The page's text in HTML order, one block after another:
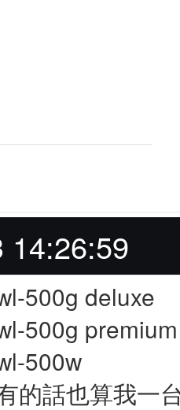
14:26:59
500g deluxe
500g
500w
的話也算我一